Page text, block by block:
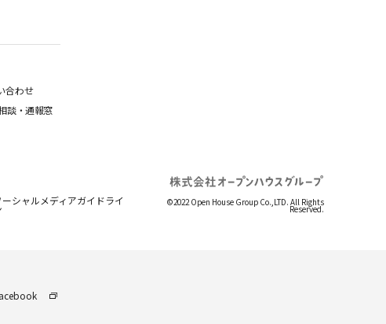
合わせ
談・通報窓
ーシャルメディアガイドライ ©2022 Open House Group Co.,LTD. All Rights
Reserved.